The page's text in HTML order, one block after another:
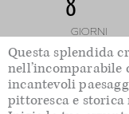
GIORNI
Questa splendida
nell’incomparabile
incantevoli
pittoresca e